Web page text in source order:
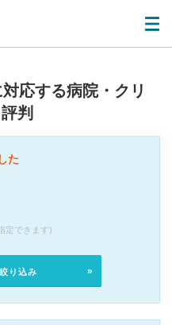
応する病院・クリ
判
た
定できます)
り込み